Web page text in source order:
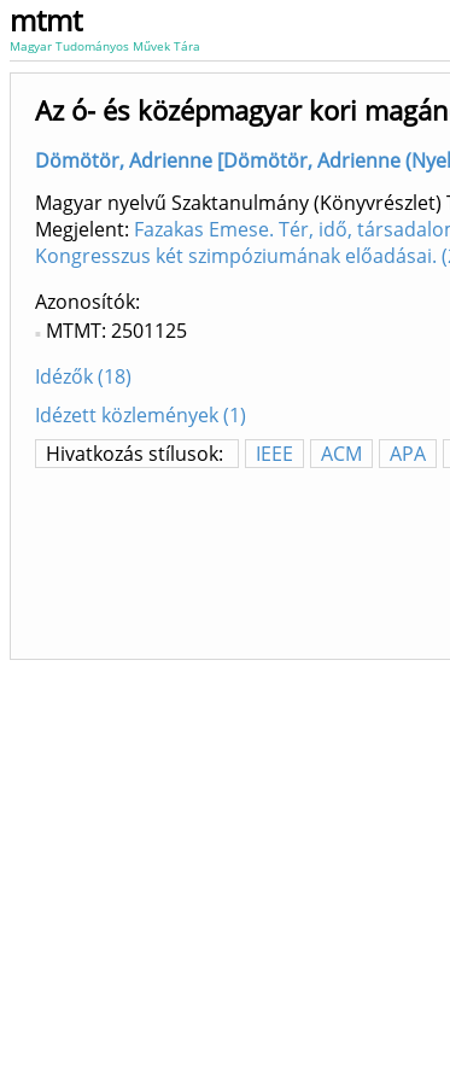
mtmt
Magyar Tudományos Művek Tára
Az ó- és középmagyar kori
Dömötör, Adrienne [Dömötör, Adrienne
Magyar nyelvű Szaktanulmány
Megjelent: Fazakas Emese. Tér, idő,
Kongresszus két szimpóziumának előadásai.
Azonosítók
MTMT: 2501125
Idézők (18)
Idézett közlemények (1)
Hivatkozás stílusok:
IEEE ACM APA